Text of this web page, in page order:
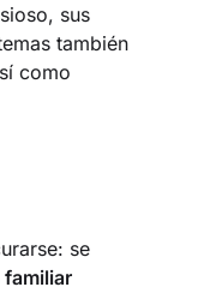
sus
también
como
se
familiar